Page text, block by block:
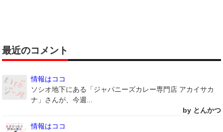
最近のコメント
情報はココ
ソシオ地下にある「ジャパニーズカレー専門店 アカイサカ
ナ」さんが、今週...
by とんかつ
情報はココ